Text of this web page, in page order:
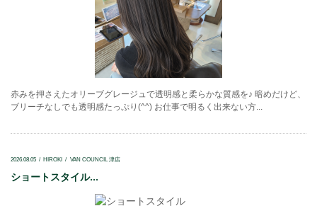
赤みを押さえたオリーブグレージュで透明感と柔らかな質感を♪ 暗めだけど、
ブリーチなしでも透明感たっぷり(^^) お仕事で明るく出来ない方...
2026.08.05 HIROKI VAN COUNCIL 津店
ショートスタイル...